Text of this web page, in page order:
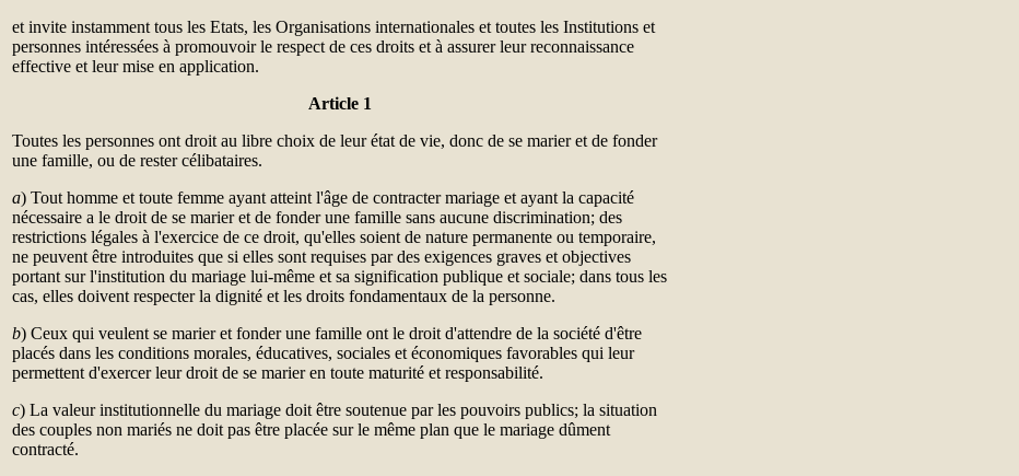
et invite instamment tous les Etats, les Organisations internationales et toutes les Institutions et
personnes intéressées à promouvoir le respect de ces droits et à assurer leur reconnaissance
effective et leur mise en application.
Article 1
Toutes les personnes ont droit au libre choix de leur état de vie, donc de se marier et de fonder
une famille, ou de rester célibataires.
a) Tout homme et toute femme ayant atteint l'âge de contracter mariage et ayant la capacité
nécessaire a le droit de se marier et de fonder une famille sans aucune discrimination; des
restrictions légales à l'exercice de ce droit, qu'elles soient de nature permanente ou temporaire,
ne peuvent être introduites que si elles sont requises par des exigences graves et objectives
portant sur l'institution du mariage lui-même et sa signification publique et sociale; dans tous les
cas, elles doivent respecter la dignité et les droits fondamentaux de la personne.
b) Ceux qui veulent se marier et fonder une famille ont le droit d'attendre de la société d'être
placés dans les conditions morales, éducatives, sociales et économiques favorables qui leur
permettent d'exercer leur droit de se marier en toute maturité et responsabilité.
c) La valeur institutionnelle du mariage doit être soutenue par les pouvoirs publics; la situation
des couples non mariés ne doit pas être placée sur le même plan que le mariage dûment
contracté.